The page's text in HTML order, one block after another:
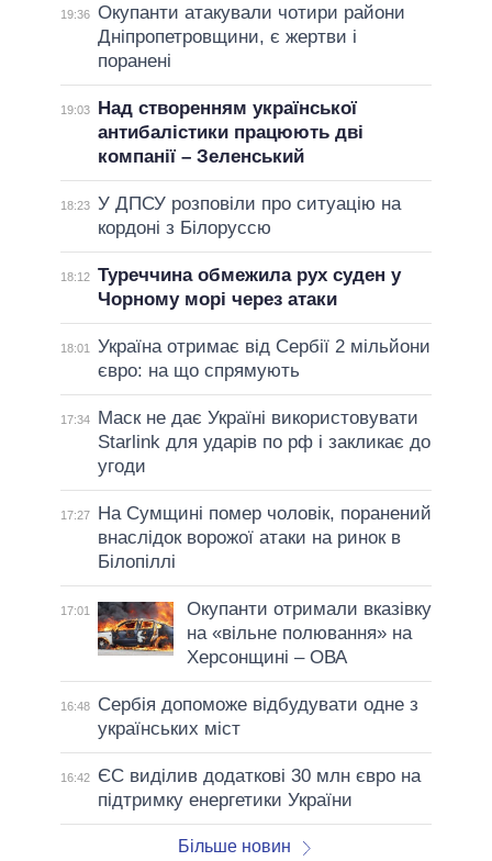
19:36 Окупанти атакували чотири райони
Дніпропетровщини, є жертви і
поранені
19:03
Над створенням української
антибалістики працюють дві
компанії – Зеленський
18:23 У ДПСУ розповіли про ситуацію на
кордоні з Білоруссю
18:12 Туреччина обмежила рух суден у
Чорному морі через атаки
18:01
Україна отримає від Сербії 2 мільйони
євро: на що спрямують
17:34
Маск не дає Україні використовувати
Starlink для ударів по рф і закликає до
угоди
17:27
На Сумщині помер чоловік, поранений
внаслідок ворожої атаки на ринок в
Білопіллі
17:01
Окупанти отримали вказівку
на «вільне полювання» на
Херсонщині – ОВА
16:48
Сербія допоможе відбудувати одне з
українських міст
16:42
ЄС виділив додаткові 30 млн євро на
підтримку енергетики України
Більше новин